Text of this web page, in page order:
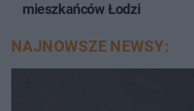
mieszkańców Łodzi
NAJNOWSZE NEWSY: